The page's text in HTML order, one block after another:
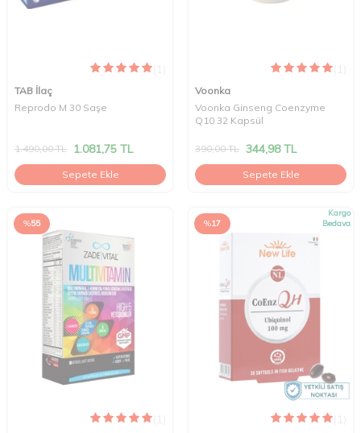
TAB İlaç
Reprodo M 30 Saşe
1.490,00TL 1.081,75 TL
Sepete Ekle
Voonka
Voonka Ginseng Coenzyme
Q10 32 Kapsül
390,00TL 344,98TL
Sepete Ekle
%55 %17
Kargo
Bedava